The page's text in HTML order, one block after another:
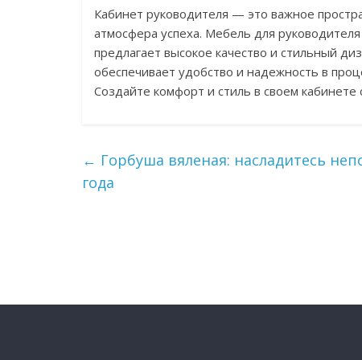
Кабинет руководителя — это важное
атмосфера успеха. Мебель для
предлагает высокое качество и стильный
обеспечивает удобство и надежность в
Создайте комфорт и стиль в своем
← Горбуша вяленая: насладитесь
года